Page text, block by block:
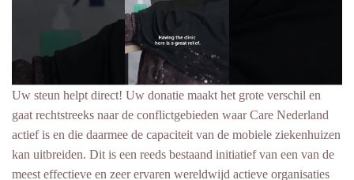
Uw steun helpt direct! Uw donatie maakt het grote verschil en
gaat rechtstreeks naar de conflictgebieden waar Care Nederland
actief is en die daarmee de capaciteit van de mobiele ziekenhuizen
kan uitbreiden. Dit is een reeds bestaand initiatief van een van de
meest effectieve en zeer ervaren wereldwijd actieve organisaties